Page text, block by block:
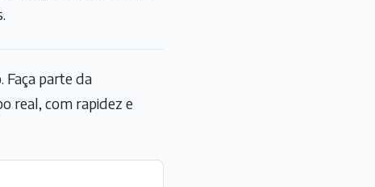
parte da
real, com rapidez e